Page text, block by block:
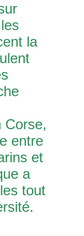
la
Corse,
entre
et
a
tout